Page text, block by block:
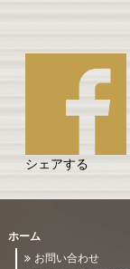
シェアする
ホーム
お問い合わせ